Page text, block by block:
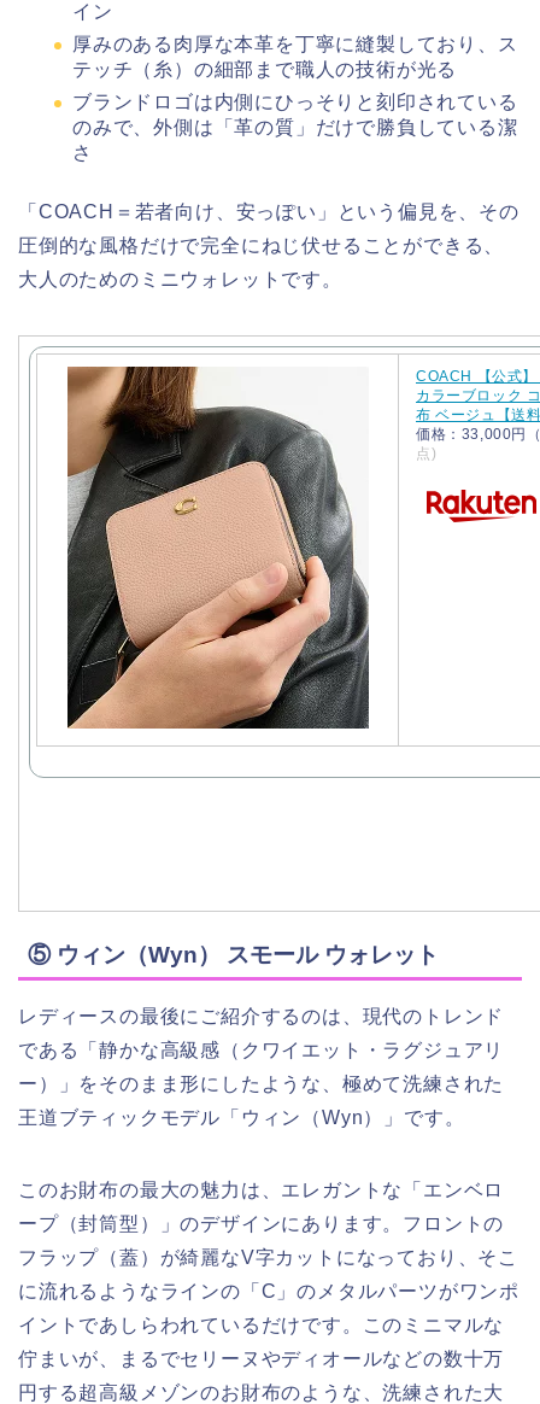
イン
厚みのある肉厚な本革を丁寧に縫製しており、ス
テッチ（糸）の細部まで職人の技術が光る
ブランドロゴは内側にひっそりと刻印されている
のみで、外側は「革の質」だけで勝負している潔
さ
「COACH＝若者向け、安っぽい」という偏見を、その
圧倒的な風格だけで完全にねじ伏せることができる、
大人のためのミニウォレットです。
COACH 【公式
カラーブロック
布 ベージュ【送
価格：33,000円
点)
⑤ ウィン（Wyn） スモール ウォレット
レディースの最後にご紹介するのは、現代のトレンド
である「静かな高級感（クワイエット・ラグジュアリ
ー）」をそのまま形にしたような、極めて洗練された
王道ブティックモデル「ウィン（Wyn）」です。
このお財布の最大の魅力は、エレガントな「エンベロ
ープ（封筒型）」のデザインにあります。フロントの
フラップ（蓋）が綺麗なV字カットになっており、そこ
に流れるようなラインの「C」のメタルパーツがワンポ
イントであしらわれているだけです。このミニマルな
佇まいが、まるでセリーヌやディオールなどの数十万
円する超高級メゾンのお財布のような、洗練された大